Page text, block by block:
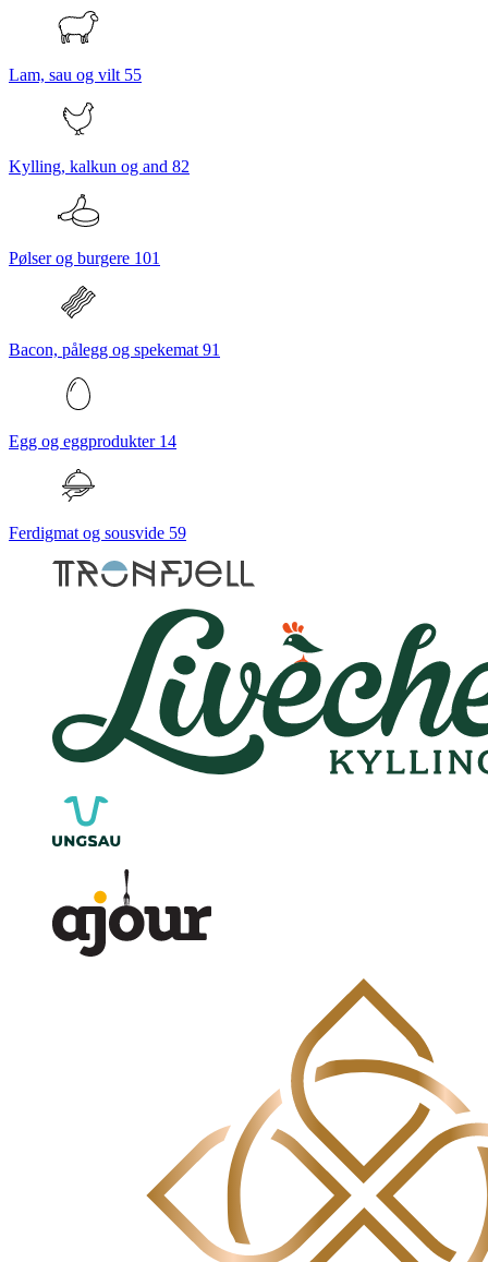
Lam, sau og vilt 55
Kylling, kalkun og and 82
Pølser og burgere 101
Bacon, pålegg og spekemat 91
Egg og eggprodukter 14
Ferdigmat og sousvide 59